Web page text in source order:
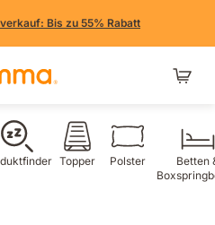
Bis zu 55% Rabatt
Topper Polster
Betten